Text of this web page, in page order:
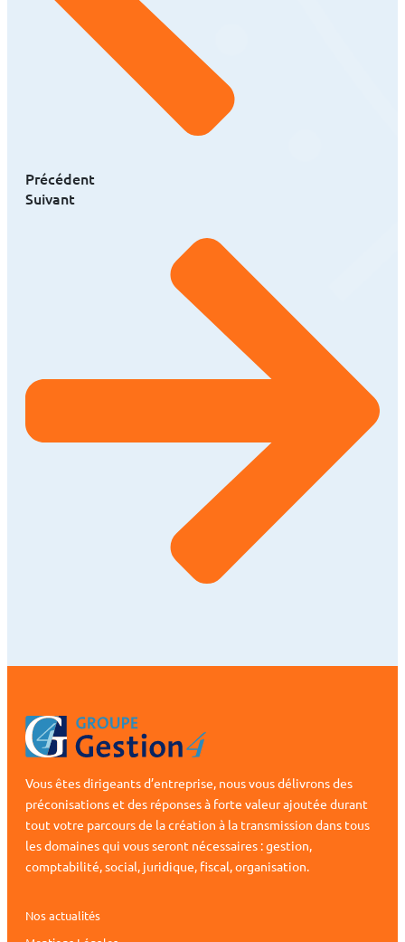
Précédent
Suivant
Vous êtes dirigeants d’entreprise, nous vous délivrons des
préconisations et des réponses à forte valeur ajoutée durant
tout votre parcours de la création à la transmission dans tous
les domaines qui vous seront nécessaires : gestion,
comptabilité, social, juridique, fiscal, organisation.
Nos actualités